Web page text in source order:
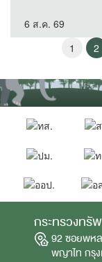
6 ส.ค. 69
1
2
กระทรวงทรั
92 ซอยพห
พญาไท กรุ